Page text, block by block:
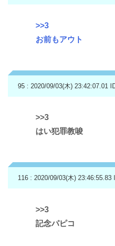
>>3
お前もアウト
95 : 2020/09/03(木) 23:42:07.01
>>3
はい犯罪教唆
116 : 2020/09/03(木) 23:46:55.83
>>3
記念パピコ